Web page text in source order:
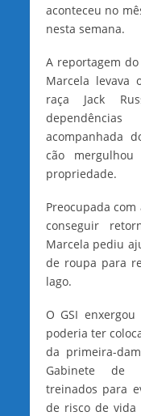
aconteceu no
nesta semana.
A reportagem do
Marcela levava
raça Jack
acompanhada
cão
propriedade.
Preocupada
conseguir
Marcela pediu
de roupa para
lago.
O GSI
poderia ter
da primeira-
Gabinete de
treinados para
de risco de vida